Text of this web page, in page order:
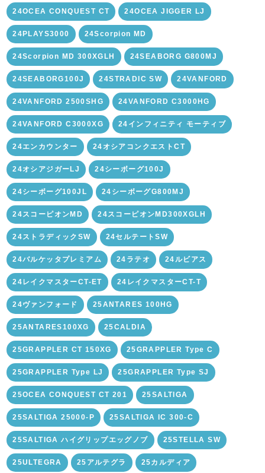
24OCEA CONQUEST CT 24OCEA JIGGER LJ
24PLAYS3000 24Scorpion MD
24Scorpion MD 300XGLH 24SEABORG G800MJ
24SEABORG100J 24STRADIC SW 24VANFORD
24VANFORD 2500SHG 24VANFORD C3000HG
24VANFORD C3000XG 24インフィニティ モーティブ
24エンカウンター 24オシアコンクエストCT
24オシアジガーLJ 24シーボーグ100J
24シーボーグ100JL 24シーボーグG800MJ
24スコーピオンMD 24スコーピオンMD300XGLH
24ストラディックSW 24セルテートSW
24バルケッタプレミアム 24ラテオ 24ルビアス
24レイクマスターCT-ET 24レイクマスターCT-T
24ヴァンフォード 25ANTARES 100HG
25ANTARES100XG 25CALDIA
25GRAPPLER CT 150XG 25GRAPPLER Type C
25GRAPPLER Type LJ 25GRAPPLER Type SJ
25OCEA CONQUEST CT 201 25SALTIGA
25SALTIGA 25000-P 25SALTIGA IC 300-C
25SALTIGA ハイグリップエッグノブ 25STELLA SW
25ULTEGRA 25アルテグラ 25カルディア